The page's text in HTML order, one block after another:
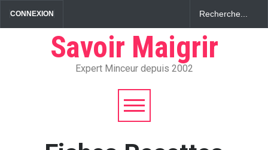
CONNEXION
Savoir Maigrir
Expert Minceur depuis 2002